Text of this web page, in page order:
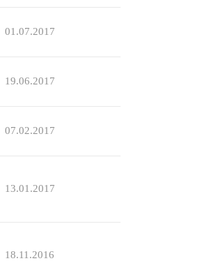
01.07.2017
19.06.2017
07.02.2017
13.01.2017
18.11.2016